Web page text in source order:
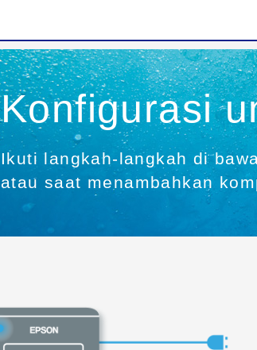
Konfigurasi
Ikuti langkah-langkah di
atau saat menambahkan